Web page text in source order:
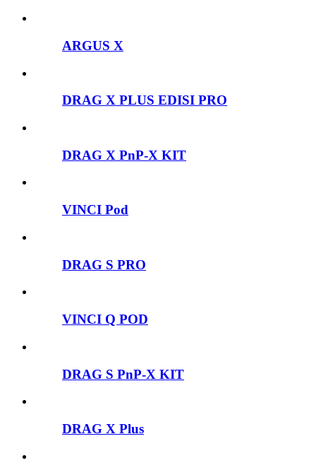
ARGUS X
DRAG X PLUS EDISI PRO
DRAG X PnP-X KIT
VINCI Pod
DRAG S PRO
VINCI Q POD
DRAG S PnP-X KIT
DRAG X Plus